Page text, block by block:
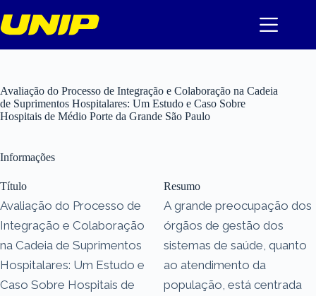
para
o
Avaliação do Processo de Integração e Colaboração na Cadeia
de Suprimentos Hospitalares: Um Estudo e Caso Sobre
Hospitais de Médio Porte da Grande São Paulo
Informações
Título
Avaliação do Processo de
Integração e Colaboração
na Cadeia de Suprimentos
Hospitalares: Um Estudo e
Caso Sobre Hospitais de
Resumo
A grande preocupação dos
órgãos de gestão dos
sistemas de saúde, quanto
ao atendimento da
população, está centrada